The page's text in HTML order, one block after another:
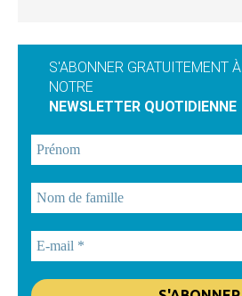
S'ABONNER GRATUITEMENT À
NOTRE
NEWSLETTER QUOTIDIENNE